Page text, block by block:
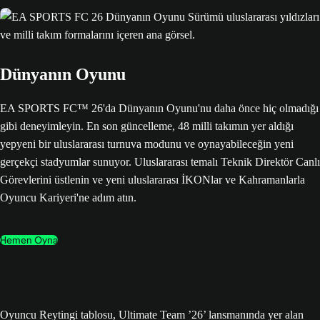
Dünyanın Oyunu
EA SPORTS FC™ 26'da Dünyanın Oyunu'nu daha önce hiç olmadığı
gibi deneyimleyin. En son güncelleme, 48 milli takımın yer aldığı
yepyeni bir uluslararası turnuva modunu ve oynayabileceğin yeni
gerçekçi stadyumlar sunuyor. Uluslararası temalı Teknik Direktör Canlı
Görevlerini üstlenin ve yeni uluslararası İKONlar ve Kahramanlarla
Oyuncu Kariyeri'ne adım atın.
Hemen Oyna
Oyuncu Reytingi tablosu, Ultimate Team ’26’ lansmanında yer alan